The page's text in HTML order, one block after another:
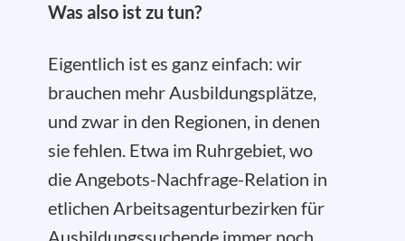
Was also ist zu tun?
Eigentlich ist es ganz einfach: wir
brauchen mehr Ausbildungsplätze,
und zwar in den Regionen, in denen
sie fehlen. Etwa im Ruhrgebiet, wo
die Angebots-Nachfrage-Relation in
etlichen Arbeitsagenturbezirken für
Ausbildungssuchende immer noch